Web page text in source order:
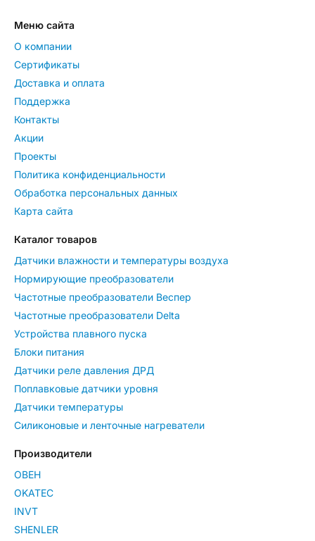
Меню сайта
О компании
Сертификаты
Доставка и оплата
Поддержка
Контакты
Акции
Проекты
Политика конфиденциальности
Обработка персональных данных
Карта сайта
Каталог товаров
Датчики влажности и температуры воздуха
Нормирующие преобразователи
Частотные преобразователи Веспер
Частотные преобразователи Delta
Устройства плавного пуска
Блоки питания
Датчики реле давления ДРД
Поплавковые датчики уровня
Датчики температуры
Силиконовые и ленточные нагреватели
Производители
ОВЕН
OKATEC
INVT
SHENLER